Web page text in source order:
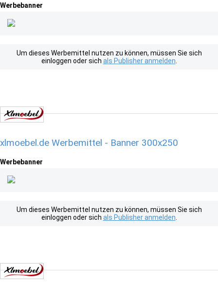
Werbebanner
Um dieses Werbemittel nutzen zu können, müssen Sie sich
einloggen oder sich als Publisher anmelden
xlmoebel.de Werbemittel - Banner 300x250
Werbebanner
Um dieses Werbemittel nutzen zu können, müssen Sie sich
einloggen oder sich als Publisher anmelden